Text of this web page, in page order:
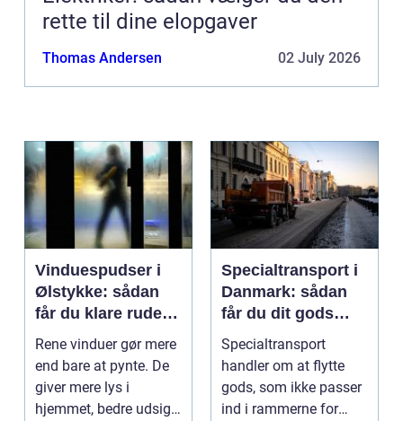
rette til dine elopgaver
Thomas Andersen 02 July 2026
Vinduespudser i
Ølstykke: sådan
får du klare ruder
året rundt
Rene vinduer gør mere
end bare at pynte. De
giver mere lys i
hjemmet, bedre udsigt
Specialtransport i
Danmark: sådan
får du dit gods
sikkert frem
Specialtransport
handler om at flytte
gods, som ikke passer
ind i rammerne for